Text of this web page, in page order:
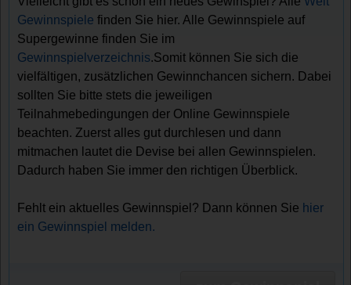
Gewinnspiele finden Sie hier. Alle Gewinnspiele auf
Supergewinne finden Sie im
Gewinnspielverzeichnis.Somit können Sie sich die
vielfältigen, zusätzlichen Gewinnchancen sichern. Dabei
sollten Sie bitte stets die jeweiligen
Teilnahmebedingungen der Online Gewinnspiele
beachten. Zuerst alles gut durchlesen und dann
mitmachen lautet die Devise bei allen Gewinnspielen.
Dadurch haben Sie immer den richtigen Überblick.
Fehlt ein aktuelles Gewinnspiel? Dann können Sie hier
ein Gewinnspiel melden.